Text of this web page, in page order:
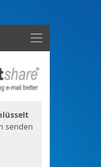
Menü
senden